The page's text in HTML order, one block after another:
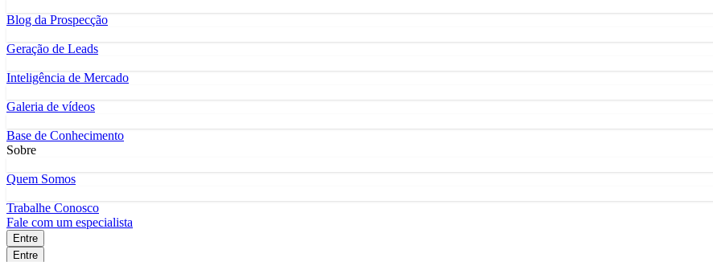
Blog da Prospecção
Geração de Leads
Inteligência de Mercado
Galeria de vídeos
Base de Conhecimento
Sobre
Quem Somos
Trabalhe Conosco
Fale com um especialista
Entre
Entre